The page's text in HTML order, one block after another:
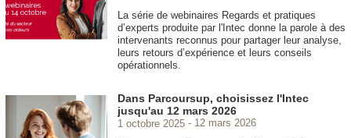
La série de webinaires Regards et pratiques
d’experts produite par l'Intec donne la parole à des
intervenants reconnus pour partager leur analyse,
leurs retours d’expérience et leurs conseils
opérationnels.
Dans Parcoursup, choisissez l'Intec
jusqu'au 12 mars 2026
1 octobre 2025
12 mars 2026